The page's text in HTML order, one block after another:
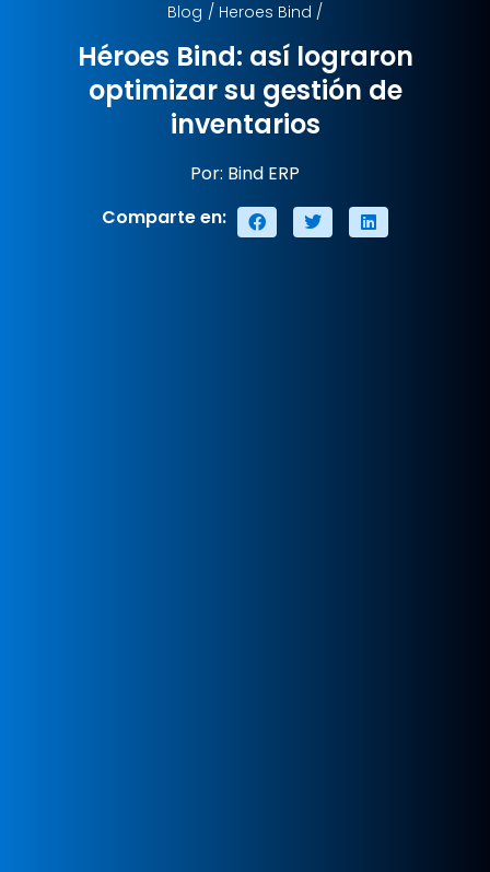
Blog / Heroes Bind /
Héroes Bind: así lograron
optimizar su gestión de
inventarios
Por: Bind ERP
Comparte en: